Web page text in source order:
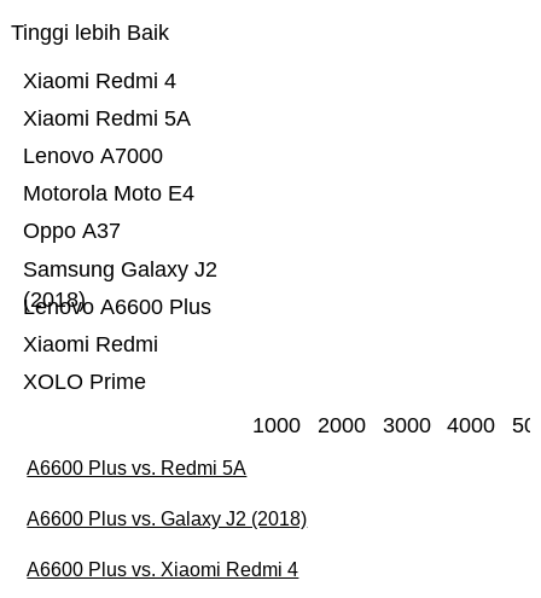
Tinggi lebih Baik
XOLO Prime
Xiaomi Redmi
Lenovo A6600 Plus
Samsung Galaxy J2
(2018)
Oppo A37
Motorola Moto E4
Lenovo A7000
Xiaomi Redmi 5A
Xiaomi Redmi 4
1000 2000 3000 4000
A6600 Plus vs. Redmi 5A
A6600 Plus vs. Galaxy J2 (2018)
A6600 Plus vs. Xiaomi Redmi 4